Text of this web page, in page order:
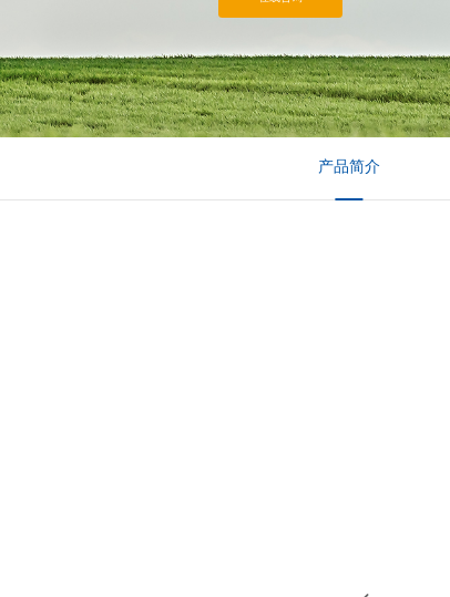
产品简介